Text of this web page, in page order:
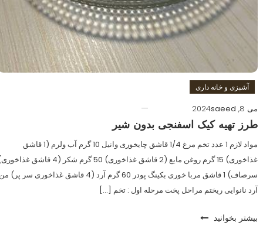
آشپزی و خانه داری
می 8, 2024
saeed
طرز تهیه کیک اسفنجی بدون شیر
مواد لازم 1 عدد تخم مرغ 1/4 قاشق چایخوری وانیل 10 گرم آب ولرم (1 قاشق
غذاخوری) 15 گرم روغن مایع (2 قاشق غذاخوری) 50 گرم شکر (4 قاشق
سرصاف) 1 قاشق مربا خوری بکینگ پودر 60 گرم آرد (4 قاشق غذاخوری سر پر)
آرد نانوایی ریختم مراحل پخت مرحله اول : تخم […]
بیشتر بخوانید